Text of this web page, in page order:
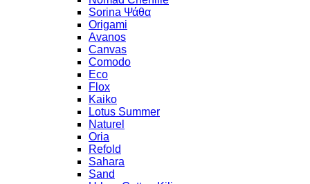
Sorina Ψάθα
Origami
Avanos
Canvas
Comodo
Eco
Flox
Kaiko
Lotus Summer
Naturel
Oria
Refold
Sahara
Sand